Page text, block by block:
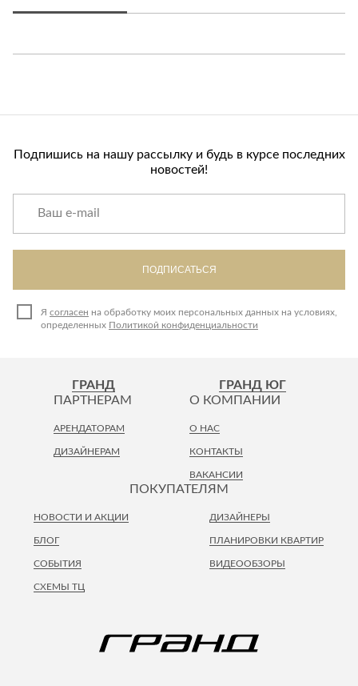
Подпишись на нашу рассылку и будь в курсе последних
новостей!
ПОДПИСАТЬСЯ
Я согласен на обработку моих персональных данных на условиях,
определенных Политикой конфиденциальности
ГРАНД ГРАНД ЮГ
ПОКУПАТЕЛЯМ
НОВОСТИ И АКЦИИ
ПЛАНИРОВКИ КВАРТИР
ВИДЕООБЗОРЫ
БЛОГ
СОБЫТИЯ
СХЕМЫ ТЦ
ДИЗАЙНЕРЫ
ПАРТНЕРАМ
АРЕНДАТОРАМ
ДИЗАЙНЕРАМ
О КОМПАНИИ
О НАС
КОНТАКТЫ
ВАКАНСИИ